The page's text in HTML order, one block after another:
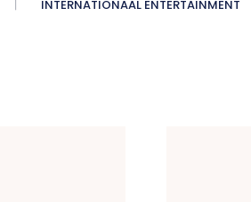
INTERNATIONAAL ENTERTAINMENT